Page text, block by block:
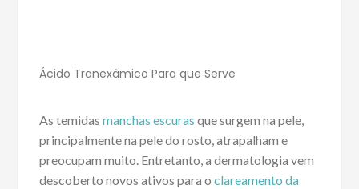
Ácido Tranexâmico Para que Serve
As temidas manchas escuras que surgem na pele,
principalmente na pele do rosto, atrapalham e
preocupam muito. Entretanto, a dermatologia vem
descoberto novos ativos para o clareamento da